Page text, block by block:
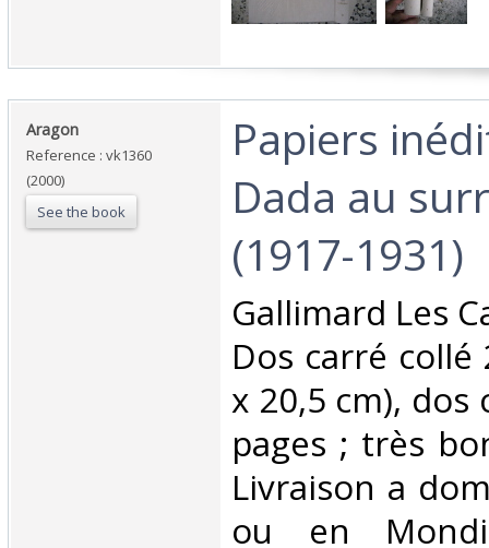
‎Aragon‎
Reference : vk1360
(2000)
See the book
‎Papiers
Dada au
(1917-1931)‎
‎Gallimard Les
Dos carré collé
x 20,5 cm), dos
pages ; très
Livraison a
ou en